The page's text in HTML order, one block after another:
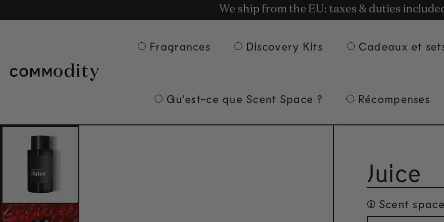
Livraison gratuite à partir de 135 € d'achat.
We ship from the EU: taxes & duties
Get rewards for shopping with
Fragrances Discovery Kits Cadeaux et
Qu'est-ce que Scent Space ? Récompenses
Juice
Scent